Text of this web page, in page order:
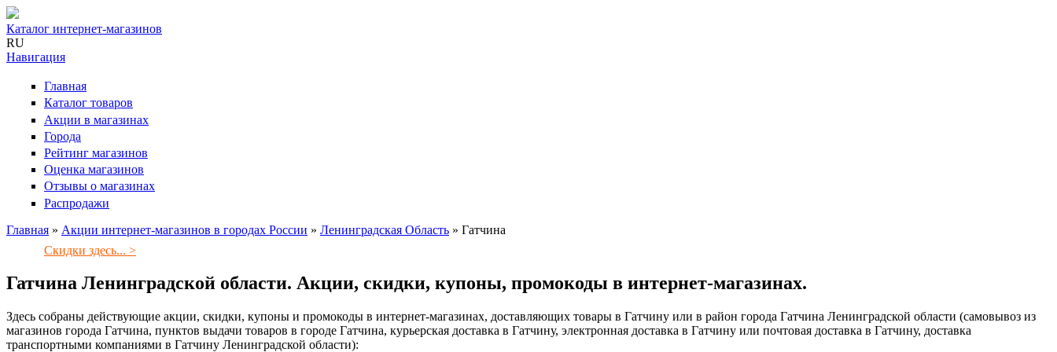
Каталог интернет-магазинов
RU
Навигация
Главная
Каталог товаров
Акции в магазинах
Города
Рейтинг магазинов
Оценка магазинов
Отзывы о магазинах
Распродажи
Вы здесь
Главная » Акции интернет-магазинов в городах России » Ленинградская Область » Гатчина
Скидки здесь... >
Гатчина Ленинградской области. Акции, скидки, купоны, промокоды в интернет-магазинах.
Здесь собраны действующие акции, скидки, купоны и промокоды в интернет-магазинах, доставляющих товары в Гатчину или в район города Гатчина Ленинградской области (самовывоз из
магазинов города Гатчина, пунктов выдачи товаров в городе Гатчина, курьерская доставка в Гатчину, электронная доставка в Гатчину или почтовая доставка в Гатчину, доставка
транспортными компаниями в Гатчину Ленинградской области):